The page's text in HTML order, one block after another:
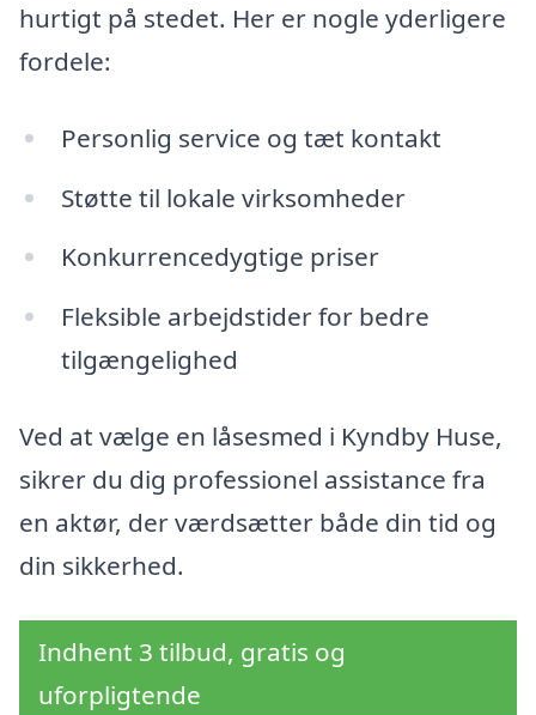
hurtigt på stedet. Her er nogle yderligere
fordele:
Personlig service og tæt kontakt
Støtte til lokale virksomheder
Konkurrencedygtige priser
Fleksible arbejdstider for bedre
tilgængelighed
Ved at vælge en låsesmed i Kyndby Huse,
sikrer du dig professionel assistance fra
en aktør, der værdsætter både din tid og
din sikkerhed.
Indhent 3 tilbud, gratis og
uforpligtende